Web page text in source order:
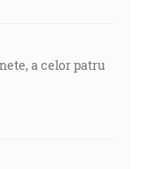
a celor patru